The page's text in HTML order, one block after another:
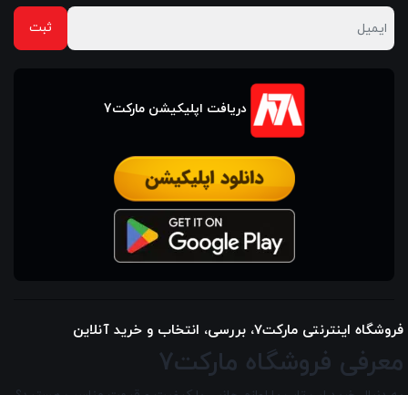
دریافت اپلیکیشن مارکت7
فروشگاه اینترنتی مارکت7، بررسی، انتخاب و خرید آنلاین
معرفی فروشگاه مارکت7